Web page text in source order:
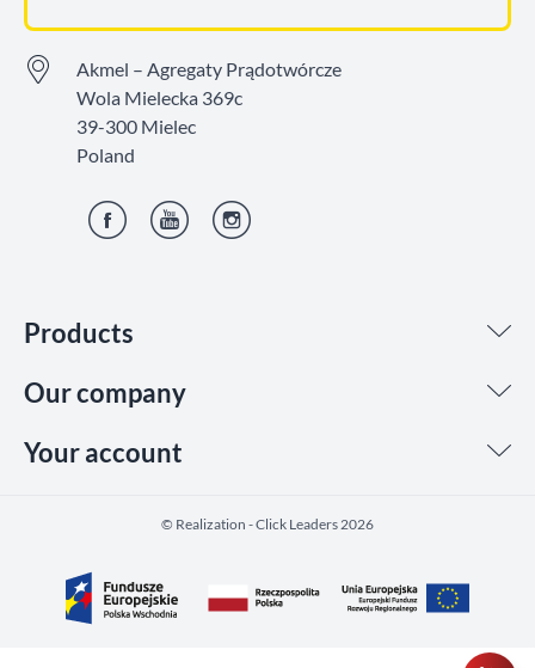
Products
Our company
Your account
Akmel – Agregaty Prądotwórcze
Wola Mielecka 369c
39-300 Mielec
Poland
©️ Realization - Click Leaders 2026